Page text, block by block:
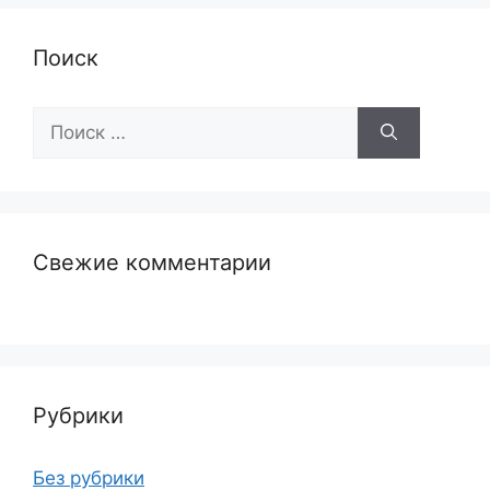
Поиск
Свежие комментарии
Рубрики
Без рубрики